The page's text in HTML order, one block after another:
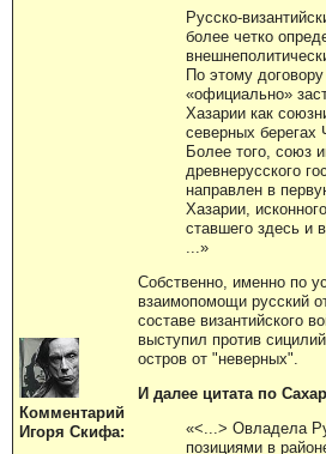
Комментарий
Игоря Скифа:
Русско-
более четко
По этому
«официально»
Хазарии как
северных берегах
Более того, союз
древнерусского
направлен в
Хазарии,
ставшего здесь и
...»
Собственно, именно по
взаимопомощи русский
составе византийского
выступил против
остров от "неверных".
И далее цитата по
«<...> Овладела
позициями в